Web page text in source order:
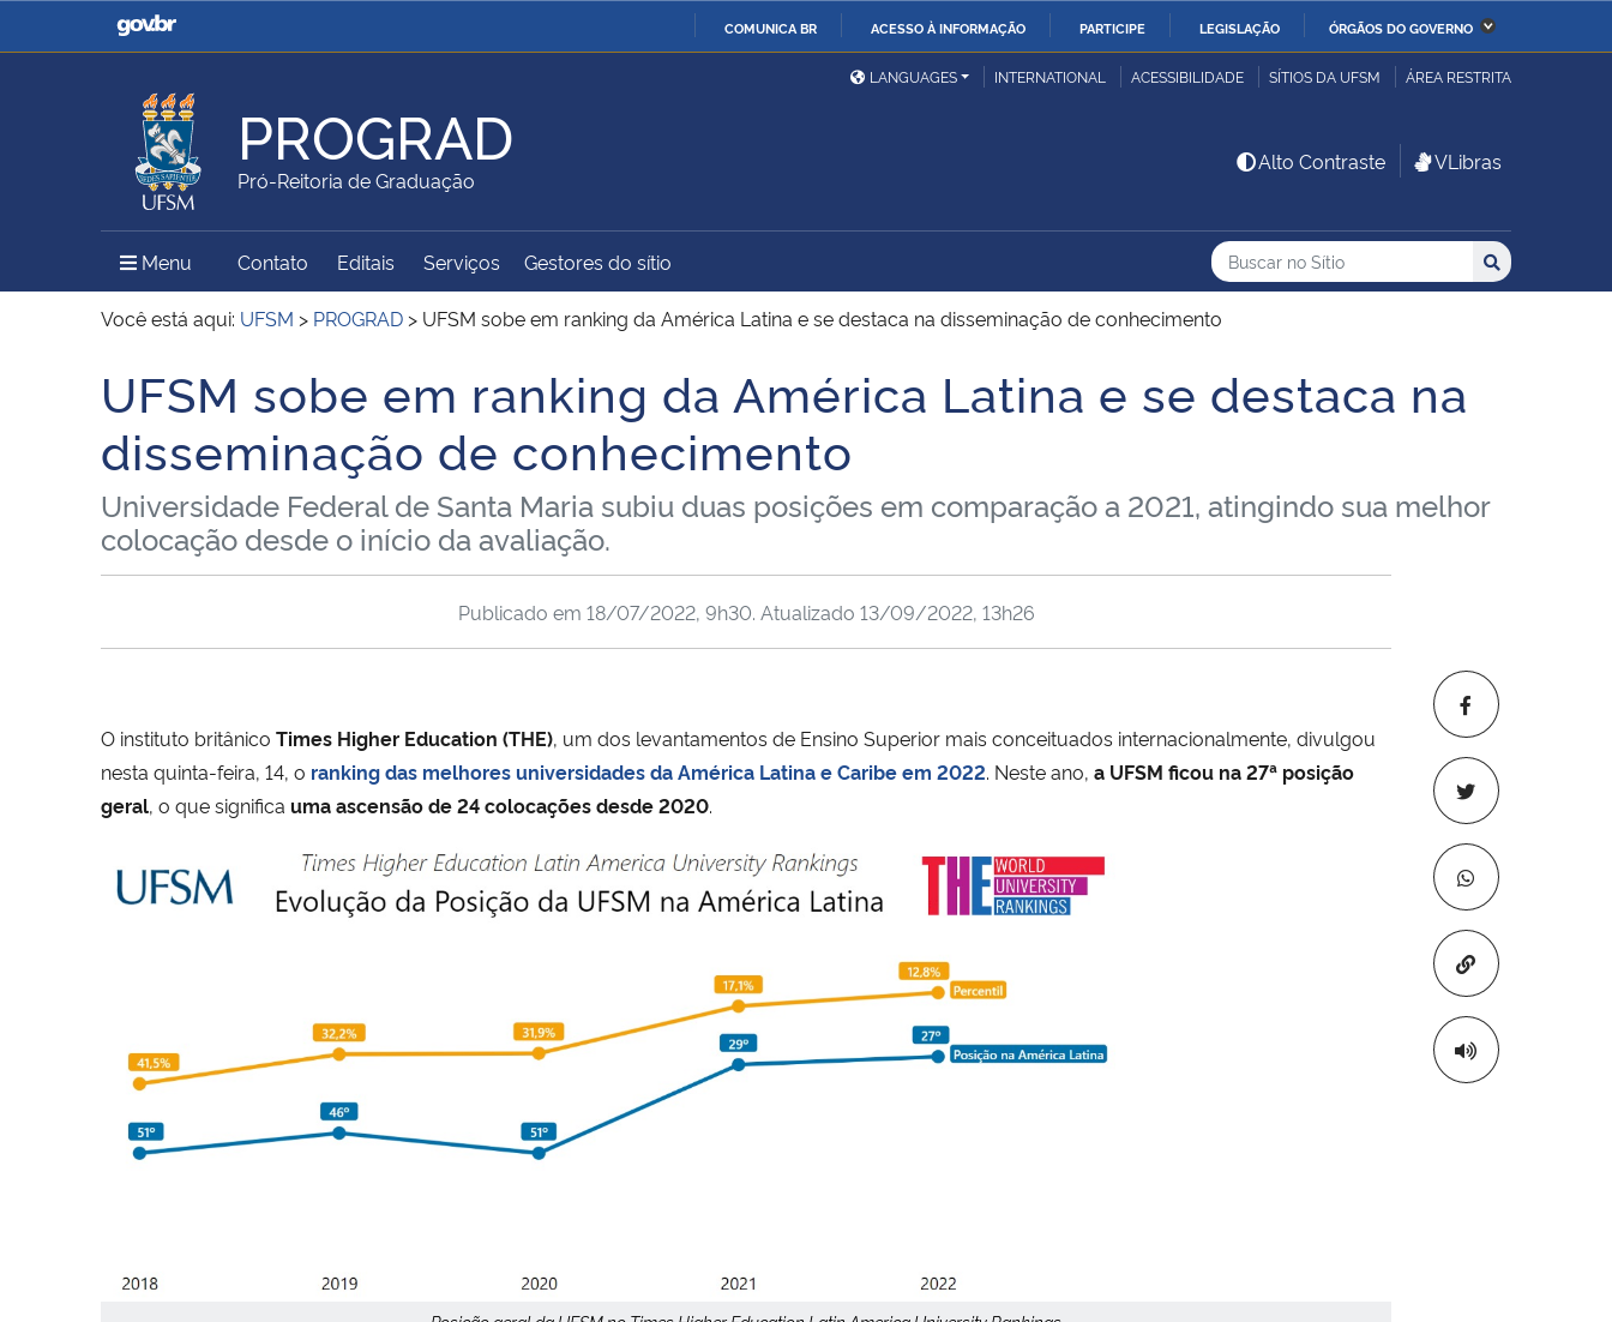
COMUNICA BR ACESSO À INFORMAÇÃO PARTICIPE LEGISLAÇÃO ÓRGÃOS DO GOVERNO
Casa Civil
Ministério da Justiça e
Ministério da Defesa
Ministério das Relações
Exteriores
Ministério da Economia Ministério da Infraestrutura
Ministério da Agricultura,
Pecuária e Abastecimento
Ministério da Educação
Ministério da Ciência,
Tecnologia, Inovações e
Ministério do Meio Ambiente Ministério do Turismo
Ministério do
Desenvolvimento Regional
União
Família e dos Direitos
Secretaria de Governo
Gabinete de Segurança
Institucional
Advocacia-Geral da União Banco Central do Brasil Planalto
LANGUAGES INTERNATIONAL ACESSIBILIDADE SÍTIOS DA UFSM ÁREA RESTRITA
PROGRAD
Pró-Reitoria de Graduação
Alto Contraste VLibras
Menu Menu Principal do Sítio
Contato Editais Serviços Gestores do sítio Busca
Buscar no no Sítio
Busca: Buscar
Você está aqui: UFSM > PROGRAD > UFSM sobe em ranking da América Latina e se destaca na disseminação de conhecimento
Início do conteúdo
UFSM sobe em ranking da América Latina e se destaca na
disseminação de conhecimento
Universidade Federal de Santa Maria subiu duas posições em comparação a 2021, atingindo sua melhor
colocação desde o início da avaliação.
Copiar para
Publicado em 18/07/2022, 9h30. Atualizado 13/09/2022, 13h26
O instituto britânico Times Higher Education (THE), um dos levantamentos de Ensino Superior mais conceituados internacionalmente, divulgou
nesta quinta-feira, 14, o ranking das melhores universidades da América Latina e Caribe em 2022. Neste ano, a UFSM ficou na 27ª posição
geral, o que significa uma ascensão de 24 colocações desde 2020.